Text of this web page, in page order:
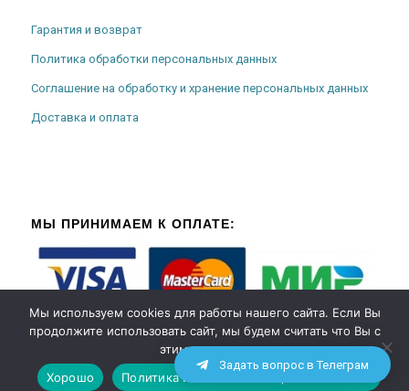
Гарантия и возврат
Политика обработки персональных данных
Соглашение на обработку и хранение персональных данных
Доставка и оплата
МЫ ПРИНИМАЕМ К ОПЛАТЕ:
Задать вопрос в Телеграм
Мы используем cookies для работы нашего сайта. Если Вы
продолжите использовать сайт, мы будем считать что Вы с
этим согласны.
Хорошо
Политика использования файлов cookies